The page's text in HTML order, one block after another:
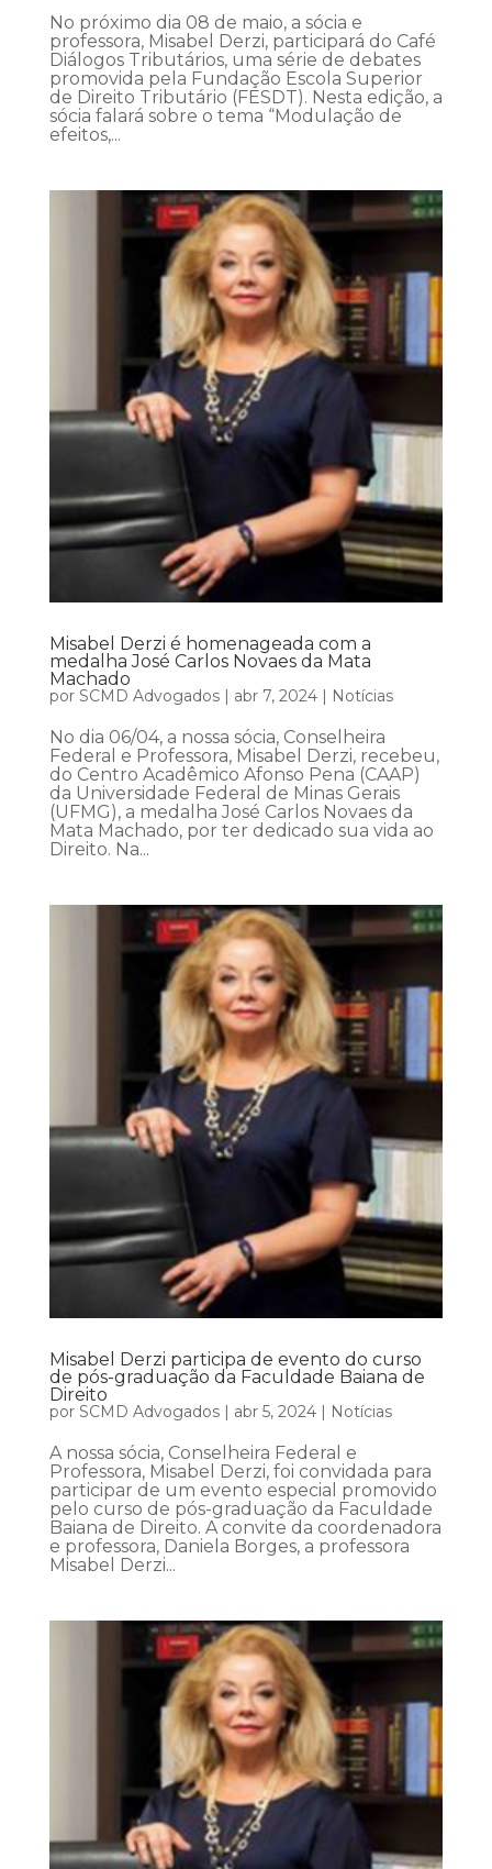
No próximo dia 08 de maio, a sócia e
professora, Misabel Derzi, participará do Café
Diálogos Tributários, uma série de debates
promovida pela Fundação Escola Superior
de Direito Tributário (FESDT). Nesta edição, a
sócia falará sobre o tema “Modulação de
efeitos,...
Misabel Derzi é homenageada com a
medalha José Carlos Novaes da Mata
Machado
por SCMD Advogados| abr 7, 2024| Notícias
No dia 06/04, a nossa sócia, Conselheira
Federal e Professora, Misabel Derzi, recebeu,
do Centro Acadêmico Afonso Pena (CAAP)
da Universidade Federal de Minas Gerais
(UFMG), a medalha José Carlos Novaes da
Mata Machado, por ter dedicado sua vida ao
Direito. Na...
Misabel Derzi participa de evento do curso
de pós-graduação da Faculdade Baiana de
Direito
por SCMD Advogados| abr 5, 2024| Notícias
A nossa sócia, Conselheira Federal e
Professora, Misabel Derzi, foi convidada para
participar de um evento especial promovido
pelo curso de pós-graduação da Faculdade
Baiana de Direito. A convite da coordenadora
e professora, Daniela Borges, a professora
Misabel Derzi...